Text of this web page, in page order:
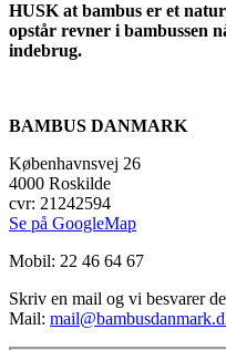
HUSK at bambus er et
opstår revner i bambussen
indebrug.
BAMBUS DANMARK
Københavnsvej 26
4000 Roskilde
cvr: 21242594
Se på GoogleMap
Mobil: 22 46 64 67
Skriv en mail og vi besvarer
Mail: